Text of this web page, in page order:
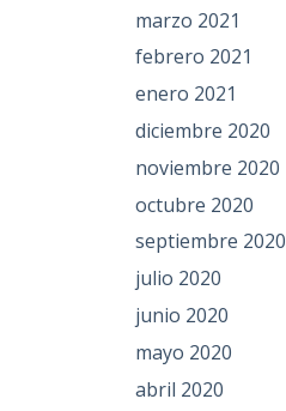
marzo 2021
febrero 2021
enero 2021
diciembre 2020
noviembre 2020
octubre 2020
septiembre 2020
julio 2020
junio 2020
mayo 2020
abril 2020